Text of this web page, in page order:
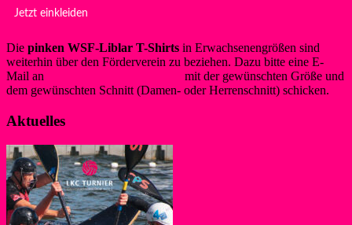
Jetzt einkleiden
Die pinken WSF-Liblar T-Shirts in Erwachsenengrößen sind
weiterhin über den Förderverein zu beziehen. Dazu bitte eine E-
Mail an
mit der gewünschten Größe und
dem gewünschten Schnitt (Damen- oder Herrenschnitt) schicken.
Aktuelles